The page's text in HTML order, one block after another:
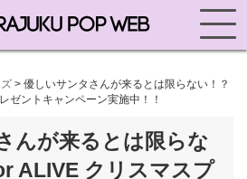
> 優しいサンタさんが来るとは限らない！？
ゼントキャンペーン実施中！！
んが来るとは限らな
ALIVE クリスマスプ